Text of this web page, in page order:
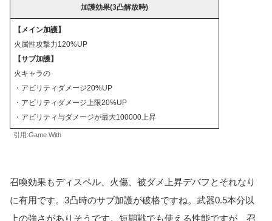
加護効果(3凸解放時)
【メイン加護】
火属性攻撃力120%UP
【サブ加護】
火キャラの
・アビリティダメージ20%UP
・アビリティダメージ上限20%UP
・アビリティ与ダメージが最大100000上昇
引用:Game With
召喚効果もディスペル、火傷、被ダメ上昇デバフとそれなり
に有用です。3凸時のサブ加護が破格ですね。武器0.5本分以
上の強さがありそうです。短期戦でも使える性能ですが、召